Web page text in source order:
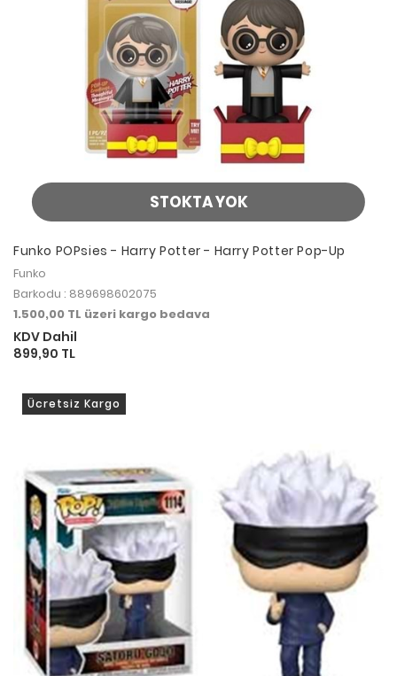
STOKTA YOK
Funko POPsies - Harry Potter - Harry Potter Pop-Up
Funko
Barkodu : 889698602075
1.500,00 TL üzeri kargo bedava
KDV Dahil
899,90 TL
Ücretsiz Kargo